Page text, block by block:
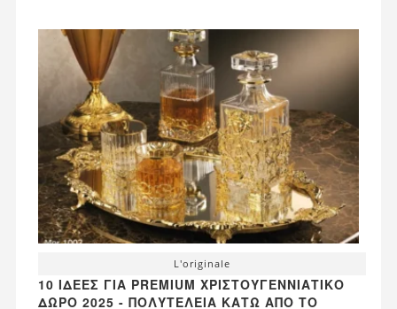
L'originale
10 ΙΔΈΕΣ ΓΙΑ PREMIUM ΧΡΙΣΤΟΥΓΕΝΝΙΆΤΙΚΟ
ΔΏΡΟ 2025 - ΠΟΛΥΤΈΛΕΙΑ ΚΆΤΩ ΑΠΌ ΤΟ